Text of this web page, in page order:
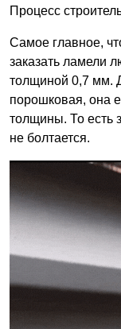
Процесс
Самое главное,
заказать ламели
толщиной 0,7 мм.
порошковая, она
толщины. То есть
не болтается.